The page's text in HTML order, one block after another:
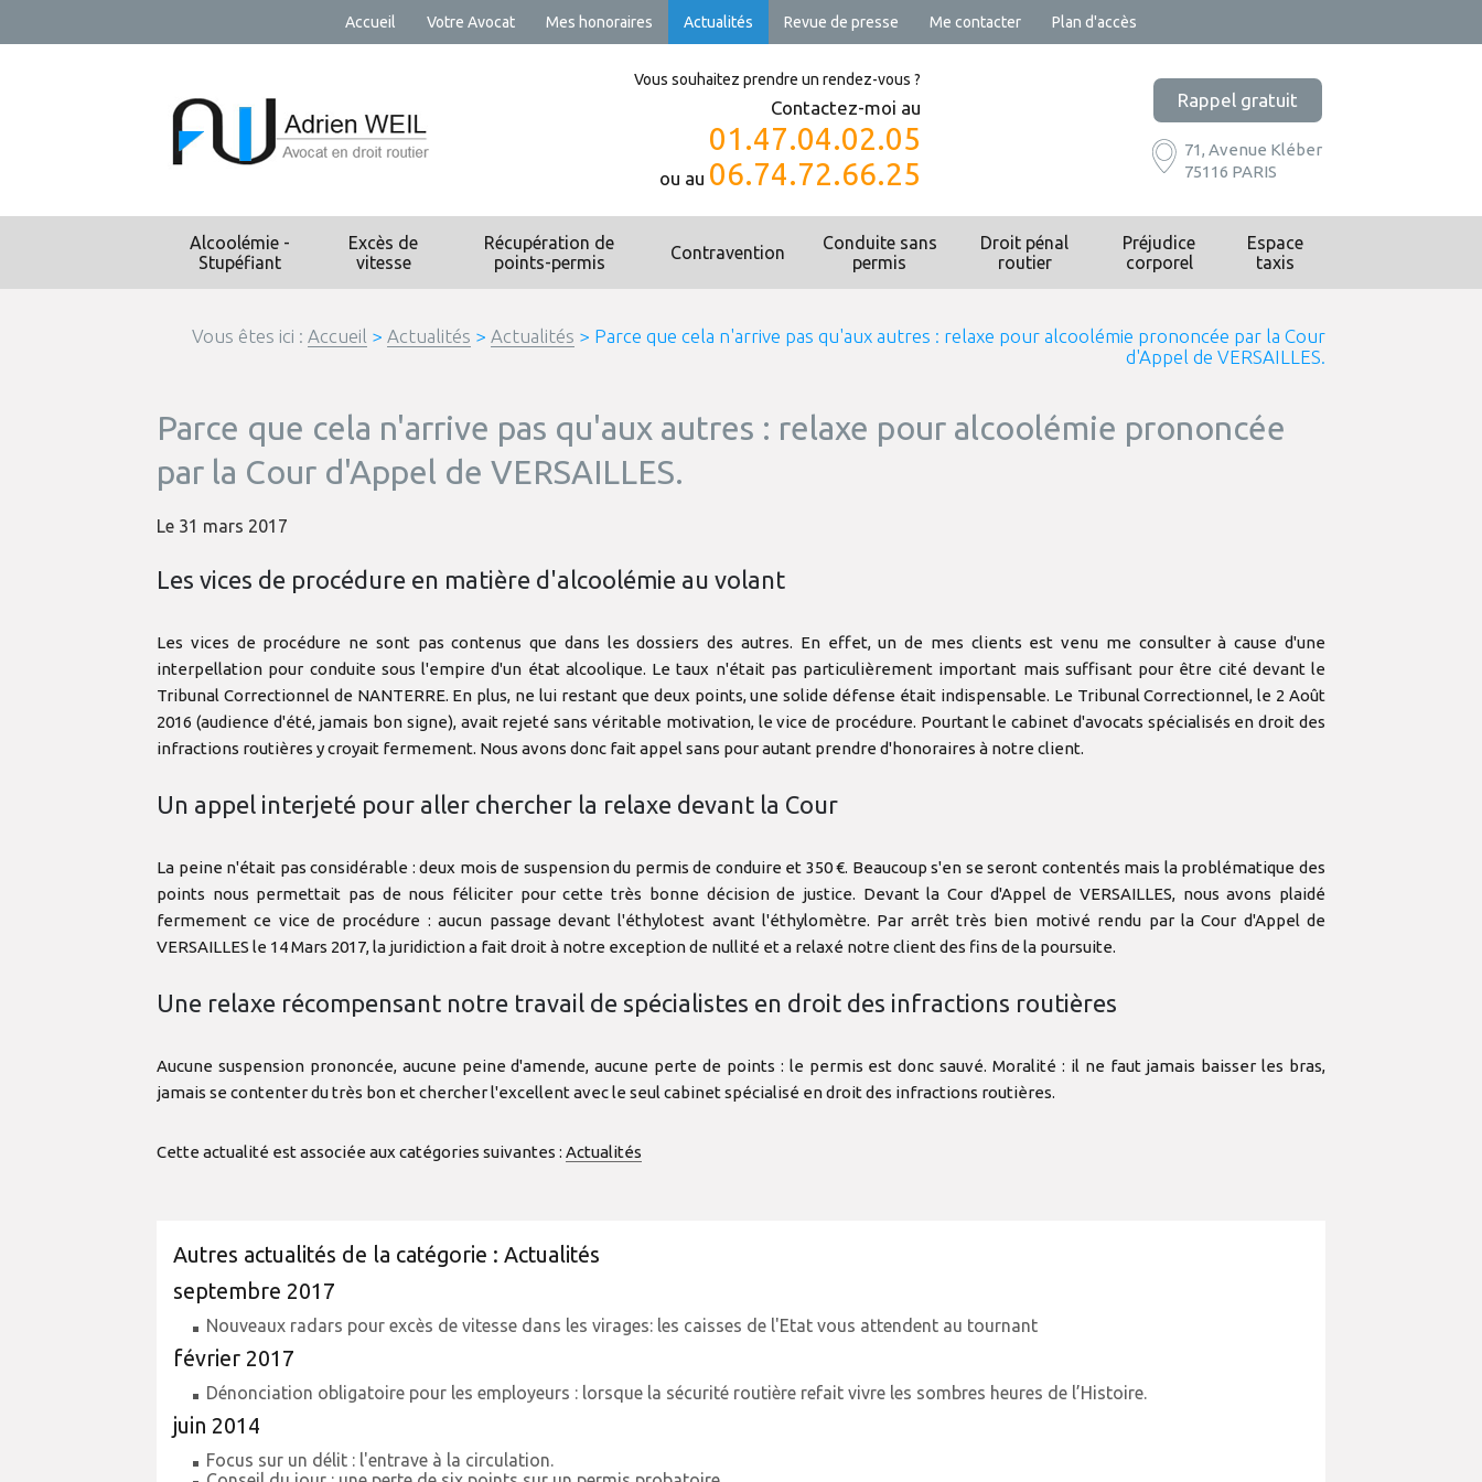
Accueil Votre Avocat Mes honoraires Actualités Revue de presse Me contacter Plan d'accès
Vous souhaitez prendre un rendez-vous ?
Contactez-moi au
01.47.04.02.05
ou au 06.74.72.66.25
Rappel gratuit
71, Avenue Kléber
75116 PARIS
Alcoolémie -
Stupéfiant
Excès de
vitesse
Récupération de
points-permis
Contravention
Conduite sans
permis
Droit pénal
routier
Préjudice
corporel
Espace
taxis
Vous êtes ici : Accueil > Actualités > Actualités > Parce que cela n'arrive pas qu'aux autres : relaxe pour alcoolémie prononcée par la Cour
d'Appel de VERSAILLES.
Parce que cela n'arrive pas qu'aux autres : relaxe pour alcoolémie prononcée
par la Cour d'Appel de VERSAILLES.
Le 31 mars 2017
Les vices de procédure en matière d'alcoolémie au volant
Les vices de procédure ne sont pas contenus que dans les dossiers des autres. En effet, un de mes clients est venu me consulter à cause d'une
interpellation pour conduite sous l'empire d'un état alcoolique. Le taux n'était pas particulièrement important mais suffisant pour être cité devant le
Tribunal Correctionnel de NANTERRE. En plus, ne lui restant que deux points, une solide défense était indispensable. Le Tribunal Correctionnel, le 2 Août
2016 (audience d'été, jamais bon signe), avait rejeté sans véritable motivation, le vice de procédure. Pourtant le cabinet d'avocats spécialisés en droit des
infractions routières y croyait fermement. Nous avons donc fait appel sans pour autant prendre d'honoraires à notre client.
Un appel interjeté pour aller chercher la relaxe devant la Cour
La peine n'était pas considérable : deux mois de suspension du permis de conduire et 350 €. Beaucoup s'en se seront contentés mais la problématique des
points nous permettait pas de nous féliciter pour cette très bonne décision de justice. Devant la Cour d'Appel de VERSAILLES, nous avons plaidé
fermement ce vice de procédure : aucun passage devant l'éthylotest avant l'éthylomètre. Par arrêt très bien motivé rendu par la Cour d'Appel de
VERSAILLES le 14 Mars 2017, la juridiction a fait droit à notre exception de nullité et a relaxé notre client des fins de la poursuite.
Une relaxe récompensant notre travail de spécialistes en droit des infractions routières
Aucune suspension prononcée, aucune peine d'amende, aucune perte de points : le permis est donc sauvé. Moralité : il ne faut jamais baisser les bras,
jamais se contenter du très bon et chercher l'excellent avec le seul cabinet spécialisé en droit des infractions routières.
Cette actualité est associée aux catégories suivantes : Actualités
Autres actualités de la catégorie : Actualités
septembre 2017
Nouveaux radars pour excès de vitesse dans les virages: les caisses de l'Etat vous attendent au tournant
février 2017
Dénonciation obligatoire pour les employeurs : lorsque la sécurité routière refait vivre les sombres heures de l’Histoire.
juin 2014
Focus sur un délit : l'entrave à la circulation.